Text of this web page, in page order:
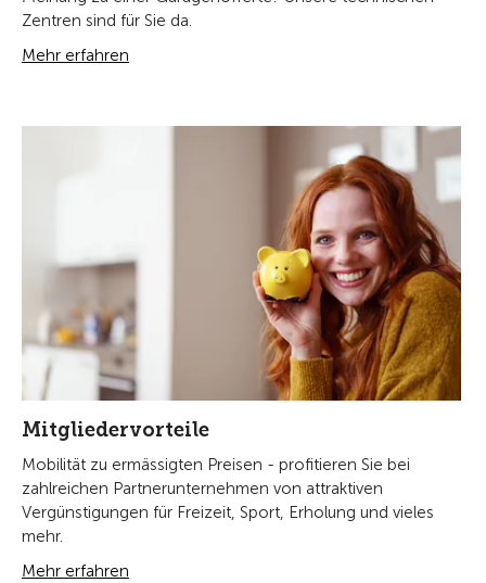
Zentren sind für Sie da.
Mehr erfahren
Mitgliedervorteile
Mobilität zu ermässigten Preisen - profitieren Sie bei
zahlreichen Partnerunternehmen von attraktiven
Vergünstigungen für Freizeit, Sport, Erholung und vieles
mehr.
Mehr erfahren